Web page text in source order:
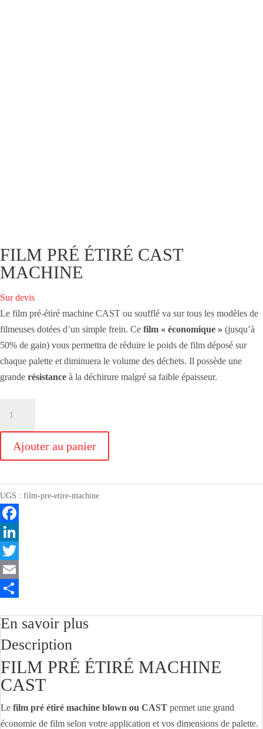
FILM PRÉ ÉTIRÉ CAST
MACHINE
Sur devis
Le film pré-étiré machine CAST ou soufflé va sur tous les modèles de
filmeuses dotées d’un simple frein. Ce film « économique » (jusqu’à
50% de gain) vous permettra de réduire le poids de film déposé sur
chaque palette et diminuera le volume des déchets. Il possède une
grande résistance à la déchirure malgré sa faible épaisseur.
CAST
MACHINE
Ajouter au panier
UGS : film-pre-etire-machine
F
a
c
e
o
k
L
n
e
I
n
T
w
t
e
r
E
a
l
a
t
a
e
En savoir plus
Description
FILM PRÉ ÉTIRÉ MACHINE
CAST
Le film pré étiré machine blown ou CAST permet une grand
économie de film selon votre application et vos dimensions de palette.